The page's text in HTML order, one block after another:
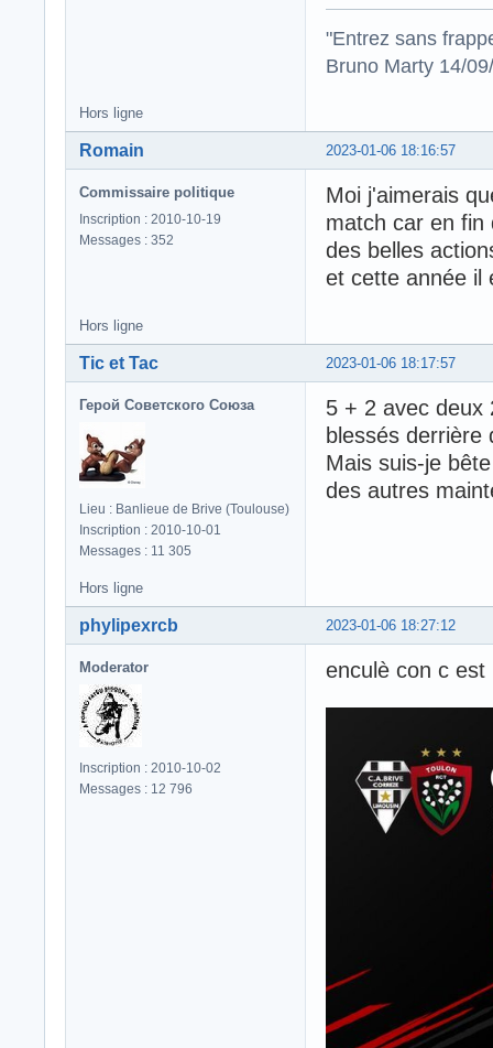
"Entrez sans
Bruno Marty 14/
Hors ligne
2023-01-06 18:16:57
Romain
Commissaire politique
Inscription : 2010-10-19
Messages : 352
Moi j'aimerais
match car en fin
des belles
et cette année il
Hors ligne
2023-01-06 18:17:57
Tic et Tac
Герой Советского Союза
Lieu : Banlieue de Brive (Toulouse)
Inscription : 2010-10-01
Messages : 11 305
5 + 2 avec deux
blessés
Mais suis-je
des autres
Hors ligne
2023-01-06 18:27:12
phylipexrcb
Moderator
Inscription : 2010-10-02
Messages : 12 796
enculè con c